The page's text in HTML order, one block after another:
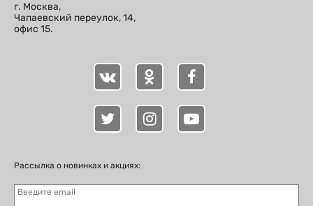
г. Москва,
Чапаевский переулок, 14,
офис 15.
Рассылка о новинках и акциях:
Введите email